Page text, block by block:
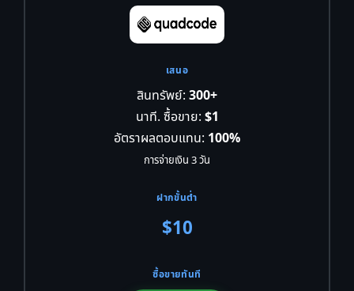
สินทรัพย์: 300+
นาที. ซื้อขาย: $1
อัตราผลตอบแทน: 100%
การจ่ายเงิน 3 วัน
$10